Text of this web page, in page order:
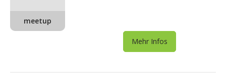
meetup
Mehr Infos